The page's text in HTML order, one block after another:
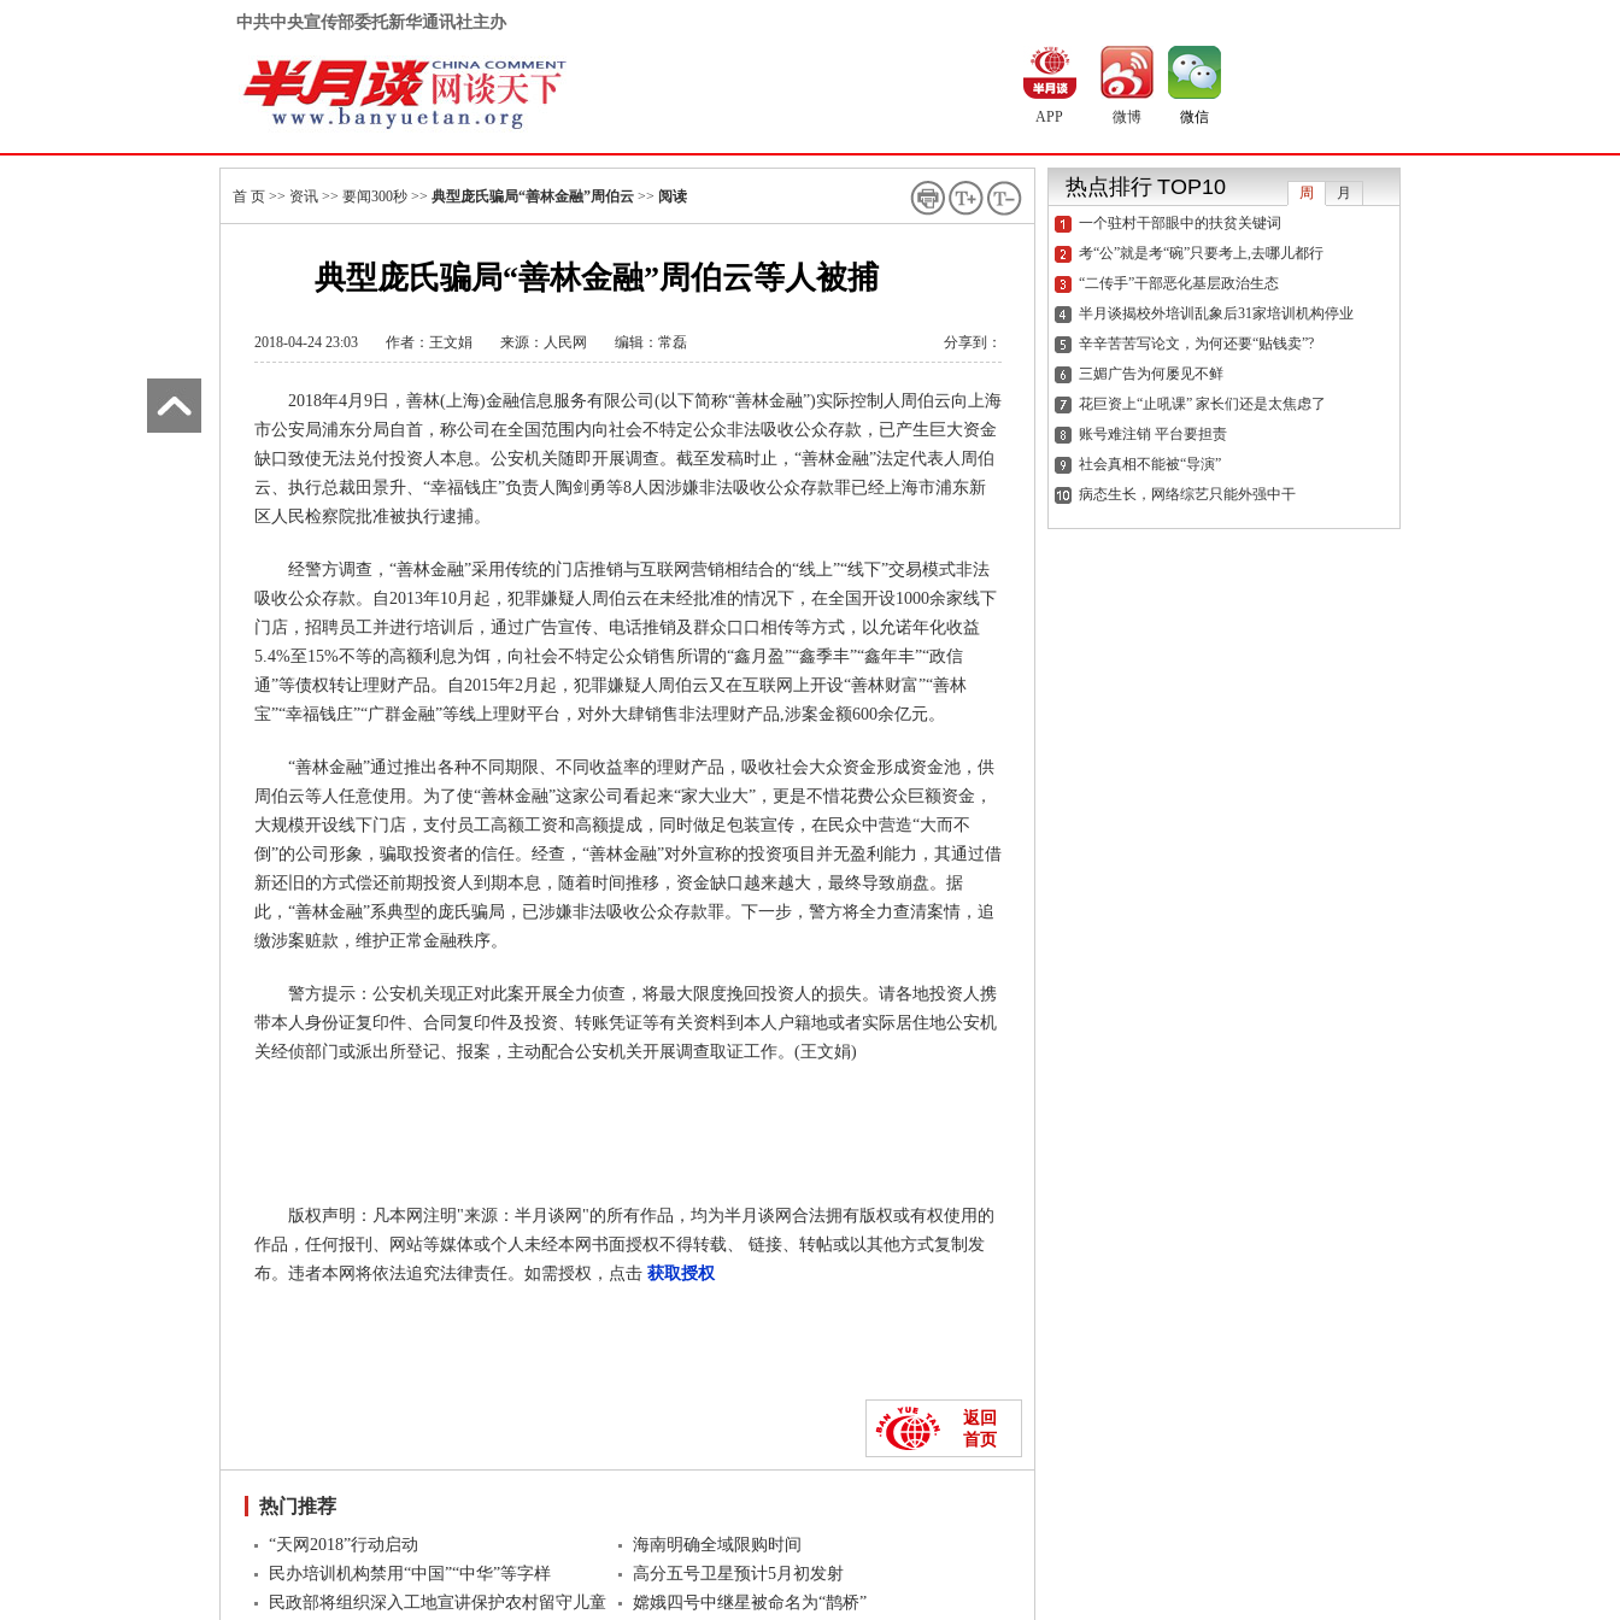
中共中央宣传部委托新华通讯社主办
APP 微博 微信
首 页 >> 资讯 >> 要闻300秒 >> 典型庞氏骗局“善林金融”周伯云 >> 阅读
典型庞氏骗局“善林金融”周伯云等人被捕
2018-04-24 23:03 作者：王文娟 来源： 人民网 编辑：常磊 分享到：
2018年4月9日，善林(上海)金融信息服务有限公司(以下简称“善林金融”)实际控制人周伯云向上海
市公安局浦东分局自首，称公司在全国范围内向社会不特定公众非法吸收公众存款，已产生巨大资金
缺口致使无法兑付投资人本息。公安机关随即开展调查。截至发稿时止，“善林金融”法定代表人周伯
云、执行总裁田景升、“幸福钱庄”负责人陶剑勇等8人因涉嫌非法吸收公众存款罪已经上海市浦东新
区人民检察院批准被执行逮捕。
经警方调查，“善林金融”采用传统的门店推销与互联网营销相结合的“线上”“线下”交易模式非法
吸收公众存款。自2013年10月起，犯罪嫌疑人周伯云在未经批准的情况下，在全国开设1000余家线下
门店，招聘员工并进行培训后，通过广告宣传、电话推销及群众口口相传等方式，以允诺年化收益
5.4%至15%不等的高额利息为饵，向社会不特定公众销售所谓的“鑫月盈”“鑫季丰”“鑫年丰”“政信
通”等债权转让理财产品。自2015年2月起，犯罪嫌疑人周伯云又在互联网上开设“善林财富”“善林
宝”“幸福钱庄”“广群金融”等线上理财平台，对外大肆销售非法理财产品,涉案金额600余亿元。
“善林金融”通过推出各种不同期限、不同收益率的理财产品，吸收社会大众资金形成资金池，供
周伯云等人任意使用。为了使“善林金融”这家公司看起来“家大业大”，更是不惜花费公众巨额资金，
大规模开设线下门店，支付员工高额工资和高额提成，同时做足包装宣传，在民众中营造“大而不
倒”的公司形象，骗取投资者的信任。经查，“善林金融”对外宣称的投资项目并无盈利能力，其通过借
新还旧的方式偿还前期投资人到期本息，随着时间推移，资金缺口越来越大，最终导致崩盘。据
此，“善林金融”系典型的庞氏骗局，已涉嫌非法吸收公众存款罪。下一步，警方将全力查清案情，追
缴涉案赃款，维护正常金融秩序。
警方提示：公安机关现正对此案开展全力侦查，将最大限度挽回投资人的损失。请各地投资人携
带本人身份证复印件、合同复印件及投资、转账凭证等有关资料到本人户籍地或者实际居住地公安机
关经侦部门或派出所登记、报案，主动配合公安机关开展调查取证工作。(王文娟)
版权声明：凡本网注明"来源：半月谈网"的所有作品，均为半月谈网合法拥有版权或有权使用的
作品，任何报刊、网站等媒体或个人未经本网书面授权不得转载、 链接、转帖或以其他方式复制发
布。违者本网将依法追究法律责任。如需授权，点击 获取授权
返回
首页
热门推荐
“天网2018”行动启动
海南明确全域限购时间
民办培训机构禁用“中国”“中华”等字样
高分五号卫星预计5月初发射
民政部将组织深入工地宣讲保护农村留守儿童
嫦娥四号中继星被命名为“鹊桥”
热点排行 TOP10 周
月
一个驻村干部眼中的扶贫关键词
考“公”就是考“碗”只要考上,去哪儿都行
“二传手”干部恶化基层政治生态
半月谈揭校外培训乱象后31家培训机构停业
辛辛苦苦写论文，为何还要“贴钱卖”?
三媚广告为何屡见不鲜
花巨资上“止吼课” 家长们还是太焦虑了
账号难注销 平台要担责
社会真相不能被“导演”
病态生长，网络综艺只能外强中干